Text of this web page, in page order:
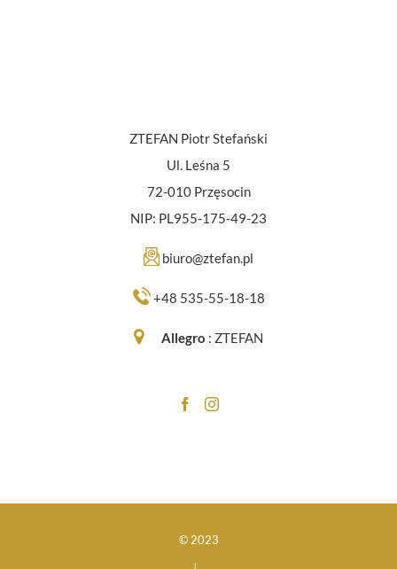
ZTEFAN Piotr Stefański
Ul. Leśna 5
72-010 Przęsocin
NIP: PL955-175-49-23
biuro@ztefan.pl
+48 535-55-18-18
Allegro : ZTEFAN
© 2023